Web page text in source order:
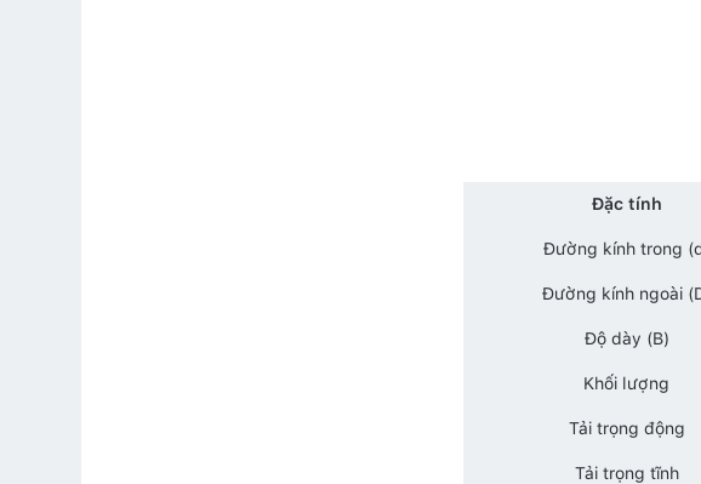
Đặc tính
Đường kính trong
Đường kính ngoài
Độ dày (B)
Khối lượng
Tải trọng động
Tải trọng tĩnh